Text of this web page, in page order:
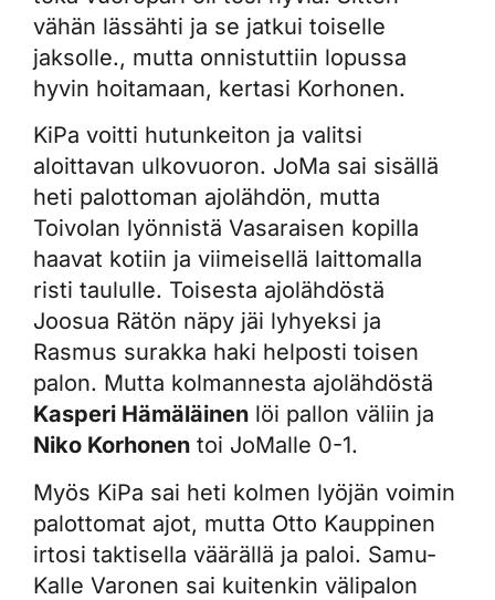
vähän lässähti ja se jatkui toiselle
jaksolle., mutta onnistuttiin lopussa
hyvin hoitamaan, kertasi Korhonen.
KiPa voitti hutunkeiton ja valitsi
aloittavan ulkovuoron. JoMa sai sisällä
heti palottoman ajolähdön, mutta
Toivolan lyönnistä Vasaraisen kopilla
haavat kotiin ja viimeisellä laittomalla
risti taululle. Toisesta ajolähdöstä
Joosua Rätön näpy jäi lyhyeksi ja
Rasmus surakka haki helposti toisen
palon. Mutta kolmannesta ajolähdöstä
Kasperi Hämäläinen löi pallon väliin ja
Niko Korhonen toi JoMalle 0-1.
Myös KiPa sai heti kolmen lyöjän voimin
palottomat ajot, mutta Otto Kauppinen
irtosi taktisella väärällä ja paloi. Samu-
Kalle Varonen sai kuitenkin välipalon